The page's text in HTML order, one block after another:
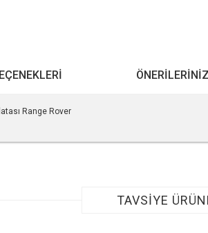
ÖNERILERINIZ
Range Rover
TAVSİYE